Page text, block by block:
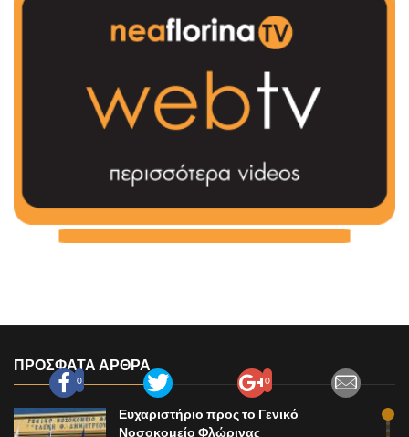
0 0
ΠΡΟΣΦΑΤΑ ΑΡΘΡΑ
Ευχαριστήριο προς το Γενικό
Νοσοκομείο Φλώρινας